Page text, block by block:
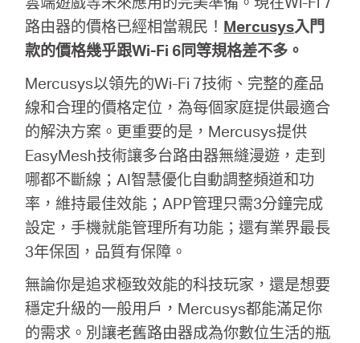
路由器的價格已經相當親民！ Mercusys入門
款的價格幾乎跟Wi-Fi 6同等規格差不多。
Mercusys以領先的Wi-Fi 7技術、完整的產品
線和合理的價格定位，為每個家庭提供最適合
的解決方案。更重要的是，Mercusys提供
EasyMesh技術讓多台路由器無縫漫遊，走到
哪都不斷線；AI智慧優化自動調整頻道和功
率，維持最佳效能；APP管理只需3分鐘完成
設定，手機就能管理所有功能；還有業界最長
3年保固，品質有保障。
無論你是追求極致效能的科技玩家，還是想要
穩定升級的一般用戶，Mercusys都能滿足你
的需求。別讓老舊路由器成為你數位生活的瓶